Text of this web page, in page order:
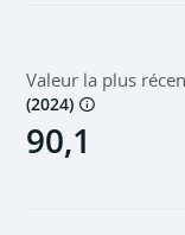
Valeur la plus
(2024)
90,1